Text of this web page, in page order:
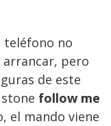
teléfono no
pero
de este
follow me
el mando viene